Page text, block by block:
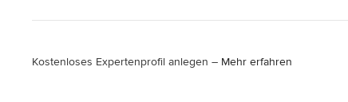
Kostenloses Expertenprofil anlegen – Mehr erfahren